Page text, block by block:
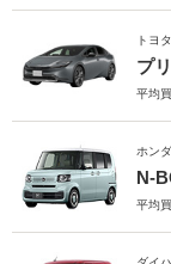
トヨタ
プ
平均
ホンダ
N-
平均